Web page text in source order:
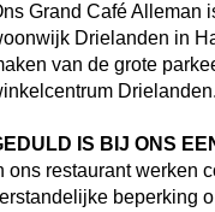
Grand Café Alleman
Drielanden in
van de grote
IS BIJ ONS
ons restaurant werken
beperking